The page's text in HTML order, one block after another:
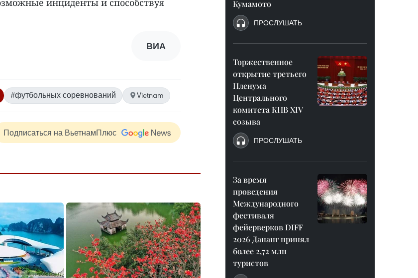
инциденты и способствуя
ВИА
#футбольных соревнований Vietnam
Подписаться на ВьетнамПлюс
Кумамото
ПРОСЛУШАТЬ
Торжественное
открытие третьего
Пленума
Центрального
комитета КПВ XIV
созыва
ПРОСЛУШАТЬ
За время
проведения
Международного
фестиваля
фейерверков DIFF
2026 Дананг принял
более 2,72 млн
туристов